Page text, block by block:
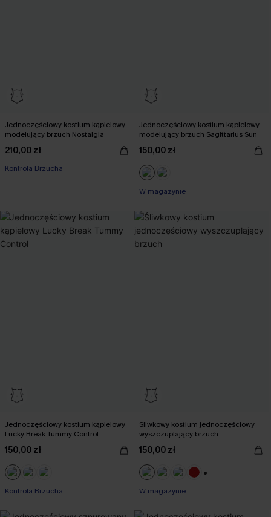
Jednoczęściowy kostium kąpielowy
modelujący brzuch Nostalgia
210,00 zł
Kontrola Brzucha
Jednoczęściowy kostium kąpielowy
modelujący brzuch Sagittarius Sun
150,00 zł
W magazynie
Jednoczęściowy kostium kąpielowy
Lucky Break Tummy Control
150,00 zł
Kontrola Brzucha
Śliwkowy kostium jednoczęściowy
wyszczuplający brzuch
150,00 zł
W magazynie